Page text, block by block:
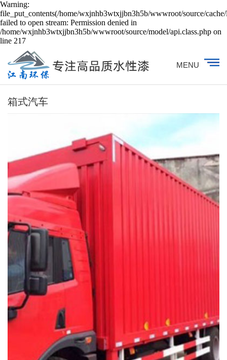
Warning:
file_put_contents(/home/wxjnhb3wtxjjbn3h5b/wwwroot/source/cache/
failed to open stream: Permission denied in
/home/wxjnhb3wtxjjbn3h5b/wwwroot/source/model/api.class.php on
line 217
MENU
箱式汽车